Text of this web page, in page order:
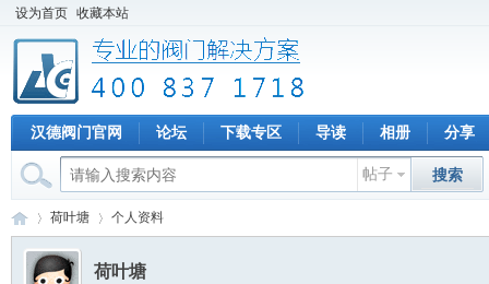
设为首页 收藏本站
汉德阀门官网 论坛 下载专区 导读 相册 分享
帖子 搜索
荷叶塘 个人资料
荷叶塘